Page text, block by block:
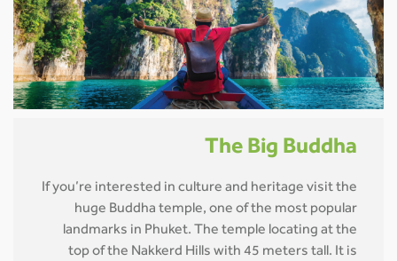
The Big Buddha
If you’re interested in culture and heritage visit the
huge Buddha temple, one of the most popular
landmarks in Phuket. The temple locating at the
top of the Nakkerd Hills with 45 meters tall. It is